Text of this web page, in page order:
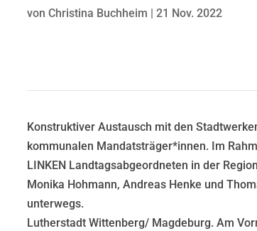
vonChristina Buchheim |21 Nov. 2022
Konstruktiver Austausch mit den
kommunalen Mandatsträger*innen. Im
LINKEN Landtagsabgeordneten in der
Monika Hohmann, Andreas Henke und
unterwegs.
Lutherstadt Wittenberg/ Magdeburg. Am